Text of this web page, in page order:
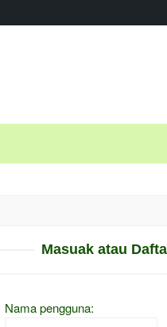
Masuak atau
Nama pengguna: